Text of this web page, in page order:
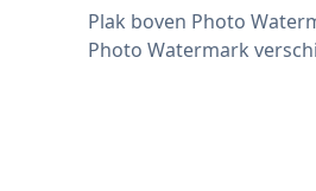
Plak boven Photo
Photo Watermark